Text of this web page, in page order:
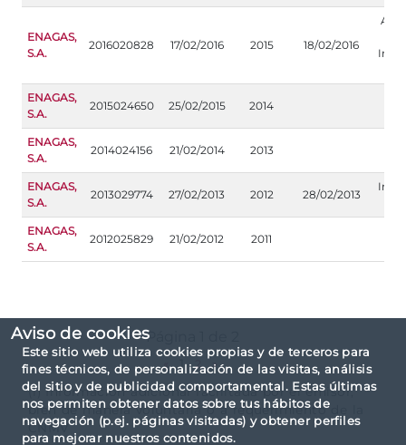
Aviso de cookies
Este sitio web utiliza cookies propias y de terceros para
fines técnicos, de personalización de las visitas, análisis
del sitio y de publicidad comportamental. Estas últimas
nos permiten obtener datos sobre tus hábitos de
navegación (p.ej. páginas visitadas) y obtener perfiles
para mejorar nuestros contenidos.
ENAGAS,
S.A.
2016020828 17/02/2016 2015 18/02/2016
ENAGAS,
S.A.
2015024650 25/02/2015 2014
ENAGAS,
S.A.
2014024156 21/02/2014 2013
ENAGAS,
S.A.
2013029774 27/02/2013 2012 28/02/2013
ENAGAS,
S.A.
2012025829 21/02/2012 2011
Página 1 de 2
« 1 2 »
(1) Información adicional facilitada por el emisor,
bien de manera voluntaria o a requerimiento de la
CNMV